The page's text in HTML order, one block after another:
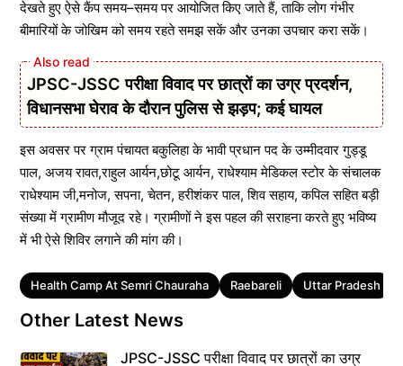
देखते हुए ऐसे कैंप समय–समय पर आयोजित किए जाते हैं, ताकि लोग गंभीर
बीमारियों के जोखिम को समय रहते समझ सकें और उनका उपचार करा सकें।
JPSC-JSSC परीक्षा विवाद पर छात्रों का उग्र प्रदर्शन,
विधानसभा घेराव के दौरान पुलिस से झड़प; कई घायल
इस अवसर पर ग्राम पंचायत बकुलिहा के भावी प्रधान पद के उम्मीदवार गुड्डू
पाल, अजय रावत,राहुल आर्यन,छोटू आर्यन, राधेश्याम मेडिकल स्टोर के संचालक
राधेश्याम जी,मनोज, सपना, चेतन, हरीशंकर पाल, शिव सहाय, कपिल सहित बड़ी
संख्या में ग्रामीण मौजूद रहे। ग्रामीणों ने इस पहल की सराहना करते हुए भविष्य
में भी ऐसे शिविर लगाने की मांग की।
Tags
Health Camp At Semri Chauraha Raebareli Uttar Pradesh
Other Latest News
JPSC-JSSC परीक्षा विवाद पर छात्रों का उग्र